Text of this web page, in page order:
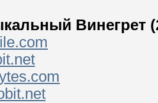
Винегрет